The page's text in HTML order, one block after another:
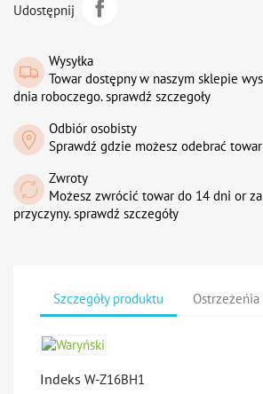
Udostępnij
Wysyłka
Towar dostępny w naszym sklepie
dnia roboczego. sprawdź szczegoły
Odbiór osobisty
Sprawdź gdzie możesz odebrać towar
Zwroty
Możesz zwrócić towar do 14 dni or
przyczyny. sprawdź szczegóły
Szczegóły produktu Ostrzeżeńia
Indeks W-Z16BH1